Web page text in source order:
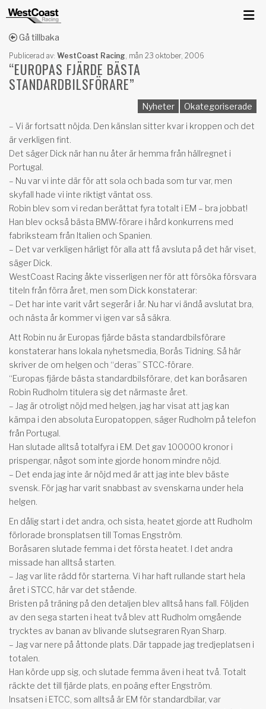
Gå tillbaka
Publicerad av: WestCoast Racing, mån 23 oktober, 2006
“EUROPAS FJÄRDE BÄSTA
STANDARDBILSFÖRARE”
Nyheter
Okategoriserade
– Vi är fortsatt nöjda. Den känslan sitter kvar i kroppen och det
är verkligen fint.
Det säger Dick när han nu åter är hemma från hällregnet i
Portugal.
– Nu var vi inte där för att sola och bada som tur var, men
skyfall hade vi inte riktigt väntat oss.
Robin blev som vi redan berättat fyra totalt i EM – bra jobbat!
Han blev också bästa BMW-förare i hård konkurrens med
fabriksteam från Italien och Spanien.
– Det var verkligen härligt för alla att få avsluta på det här viset,
säger Dick.
WestCoast Racing åkte visserligen ner för att försöka försvara
titeln från förra året, men som Dick konstaterar:
– Det har inte varit vårt segerår i år. Nu har vi ändå avslutat bra,
och nästa år kommer vi igen var så säkra.
Att Robin nu är Europas fjärde bästa standardbilsförare
konstaterar hans lokala nyhetsmedia, Borås Tidning. Så här
skriver de om helgen och “deras” STCC-förare.
“Europas fjärde bästa standardbilsförare, det kan boråsaren
Robin Rudholm titulera sig det närmaste året.
– Jag är otroligt nöjd med helgen, jag har visat att jag kan
kämpa i den absoluta Europatoppen, säger Rudholm på telefon
från Portugal.
Han slutade alltså totalfyra i EM. Det gav 100000 kronor i
prispengar, något som inte gjorde honom mindre nöjd.
– Det enda jag inte är nöjd med är att jag inte blev bäste
svensk. För jag har varit snabbast av svenskarna under hela
helgen.
En dålig start i det andra, och sista, heatet gjorde att Rudholm
förlorade bronsplatsen till Tomas Engström.
Boråsaren slutade femma i det första heatet. I det andra
missade han alltså starten.
– Jag var lite rädd för starterna. Vi har haft rullande start hela
året i STCC, här var det stående.
Bristen på träning på den detaljen blev alltså hans fall. Följden
av den sega starten i heat två blev att Rudholm omgående
trycktes av banan av blivande slutsegraren Ryan Sharp.
– Jag var nere på åttonde plats. Där tappade jag tredjeplatsen i
totalen.
Han körde upp sig, och slutade femma även i heat två. Totalt
räckte det till fjärde plats, en poäng efter Engström.
Insatsen i ETCC, som alltså är EM för standardbilar, var